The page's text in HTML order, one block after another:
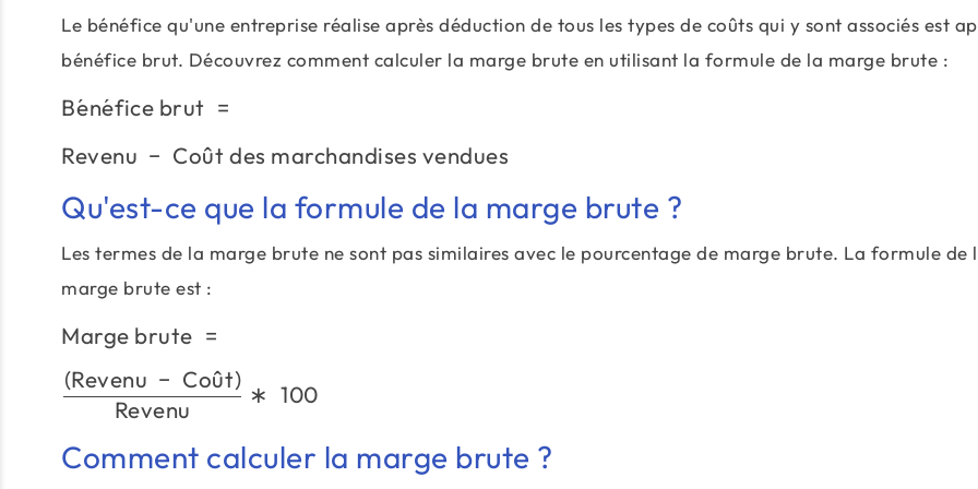
Le bénéfice qu'une entreprise réalise après déduction de tous les types de coûts qui y sont associés est
bénéfice brut. Découvrez comment calculer la marge brute en utilisant la formule de la marge brute :
Be
ˊne
ˊfice brut =
Revenu − Cou
ˆt des marchandises vendues
Qu'est-ce que la formule de la marge brute ?
Les termes de la marge brute ne sont pas similaires avec le pourcentage de marge brute. La formule de
marge brute est :
Marge brute =
Revenu
(Revenu − Cou
ˆt)
∗ 100
Comment calculer la marge brute ?